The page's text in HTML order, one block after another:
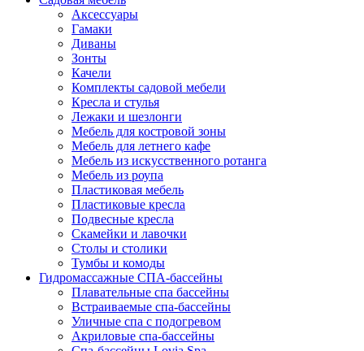
Аксессуары
Гамаки
Диваны
Зонты
Качели
Комплекты садовой мебели
Кресла и стулья
Лежаки и шезлонги
Мебель для костровой зоны
Мебель для летнего кафе
Мебель из искусственного ротанга
Мебель из роупа
Пластиковая мебель
Пластиковые кресла
Подвесные кресла
Скамейки и лавочки
Столы и столики
Тумбы и комоды
Гидромассажные СПА-бассейны
Плавательные спа бассейны
Встраиваемые спа-бассейны
Уличные спа с подогревом
Акриловые спа-бассейны